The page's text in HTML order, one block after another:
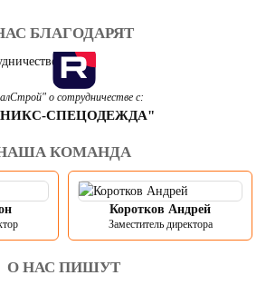
БЛАГОДАРЯТ
о сотрудничестве с:
СПЕЦОДЕЖДА"
КОМАНДА
Коротков Андрей
Заместитель директора
О НАС ПИШУТ